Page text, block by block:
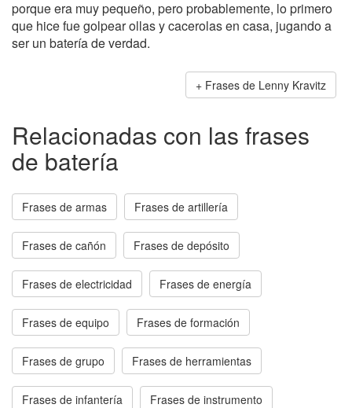
porque era muy pequeño, pero probablemente, lo primero
que hice fue golpear ollas y cacerolas en casa, jugando a
ser un batería de verdad.
Frases de Lenny Kravitz
Relacionadas con las frases
de batería
Frases de armas Frases de artillería
Frases de cañón Frases de depósito
Frases de electricidad Frases de energía
Frases de equipo Frases de formación
Frases de grupo Frases de herramientas
Frases de infantería Frases de instrumento